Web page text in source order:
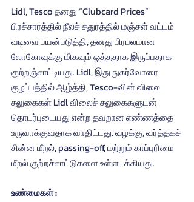
Lidl, Tesco தனது “Clubcard Prices”
பிரச்சாரத்தில் நீலச் சதுரத்தில் மஞ்சள் வட்டம்
வடிவை பயன்படுத்தி, தனது பிரபலமான
லோகோவுக்கு மிகவும் ஒத்ததாக இருப்பதாக
குற்றஞ்சாட்டியது. Lidl, இது நுகர்வோரை
குழப்பத்தில் ஆழ்த்தி, Tesco-வின் விலை
சலுகைகள் Lidl விலைச் சலுகைகளுடன்
தொடர்புடையது என்ற தவறான எண்ணத்தை
உருவாக்குவதாக வாதிட்டது. வழக்கு, வர்த்தகச்
சின்ன மீறல், passing-off, மற்றும் காப்புரிமை
மீறல் குற்றச்சாட்டுகளை உள்ளடக்கியது.
உண்மைகள் :